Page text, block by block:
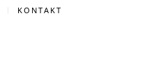
KONTAKT